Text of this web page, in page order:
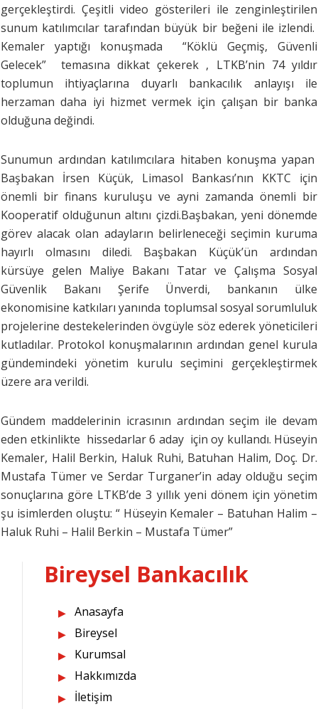
gerçekleştirdi. Çeşitli video gösterileri ile zenginleştirilen
sunum katılımcılar tarafından büyük bir beğeni ile izlendi.
Kemaler yaptığı konuşmada “Köklü Geçmiş, Güvenli
Gelecek” temasına dikkat çekerek , LTKB’nin 74 yıldır
toplumun ihtiyaçlarına duyarlı bankacılık anlayışı ile
herzaman daha iyi hizmet vermek için çalışan bir banka
olduğuna değindi.
Sunumun ardından katılımcılara hitaben konuşma yapan
Başbakan İrsen Küçük, Limasol Bankası’nın KKTC için
önemli bir finans kuruluşu ve ayni zamanda önemli bir
Kooperatif olduğunun altını çizdi.Başbakan, yeni dönemde
görev alacak olan adayların belirleneceği seçimin kuruma
hayırlı olmasını diledi. Başbakan Küçük’ün ardından
kürsüye gelen Maliye Bakanı Tatar ve Çalışma Sosyal
Güvenlik Bakanı Şerife Ünverdi, bankanın ülke
ekonomisine katkıları yanında toplumsal sosyal sorumluluk
projelerine destekelerinden övgüyle söz ederek yöneticileri
kutladılar. Protokol konuşmalarının ardından genel kurula
gündemindeki yönetim kurulu seçimini gerçekleştirmek
üzere ara verildi.
Gündem maddelerinin icrasının ardından seçim ile devam
eden etkinlikte hissedarlar 6 aday için oy kullandı. Hüseyin
Kemaler, Halil Berkin, Haluk Ruhi, Batuhan Halim, Doç. Dr.
Mustafa Tümer ve Serdar Turganer’in aday olduğu seçim
sonuçlarına göre LTKB’de 3 yıllık yeni dönem için yönetim
şu isimlerden oluştu: “ Hüseyin Kemaler – Batuhan Halim –
Haluk Ruhi – Halil Berkin – Mustafa Tümer”
Bireysel Bankacılık
Anasayfa
Bireysel
Kurumsal
Hakkımızda
İletişim